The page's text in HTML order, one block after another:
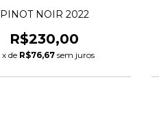
PINOT NOIR 2022
R$230,00
x de R$76,67 sem juros